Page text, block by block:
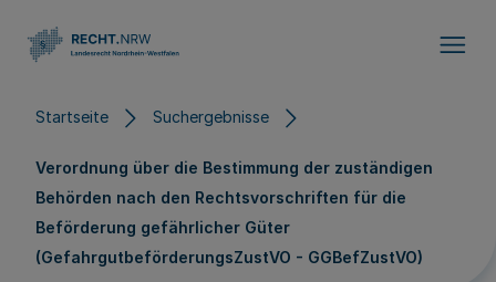
Startseite Suchergebnisse
Verordnung über die Bestimmung der zuständigen
Behörden nach den Rechtsvorschriften für die
Beförderung gefährlicher Güter
(GefahrgutbeförderungsZustVO - GGBefZustVO)